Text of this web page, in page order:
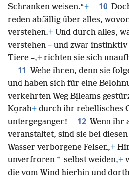
Schranken weisen.“+ 10
reden abfällig über alles,
verstehen.+ Und durch alles,
verstehen – und zwar
Tiere –,+ richten sie sich
11 Wehe ihnen, denn sie
und haben sich für eine
verkehrten Weg Bịleams
Kọrah+ durch ihr rebellisches
untergegangen!
12 Wenn ihr
veranstaltet, sind sie bei
Wasser verborgene Felsen,+
unverfroren * selbst weiden,+
die vom Wind hierhin und